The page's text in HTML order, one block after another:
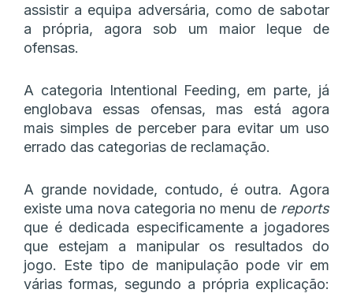
assistir a equipa adversária, como de sabotar
a própria, agora sob um maior leque de
ofensas.
A categoria Intentional Feeding, em parte, já
englobava essas ofensas, mas está agora
mais simples de perceber para evitar um uso
errado das categorias de reclamação.
A grande novidade, contudo, é outra. Agora
existe uma nova categoria no menu de reports
que é dedicada especificamente a jogadores
que estejam a manipular os resultados do
jogo. Este tipo de manipulação pode vir em
várias formas, segundo a própria explicação: